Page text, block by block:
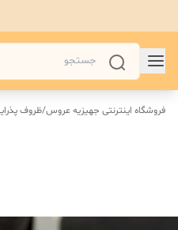
فروشگاه اینترنتی جهیزیه عروس/ظروف